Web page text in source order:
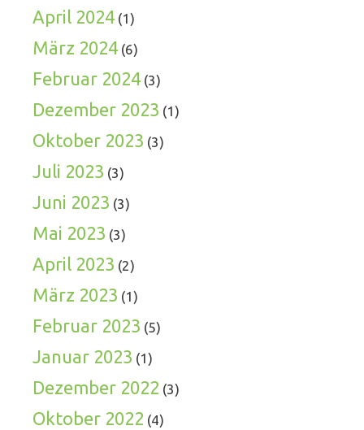
April 2024 (1)
März 2024 (6)
Februar 2024 (3)
Dezember 2023 (1)
Oktober 2023 (3)
Juli 2023 (3)
Juni 2023 (3)
Mai 2023 (3)
April 2023 (2)
März 2023 (1)
Februar 2023 (5)
Januar 2023 (1)
Dezember 2022 (3)
Oktober 2022 (4)